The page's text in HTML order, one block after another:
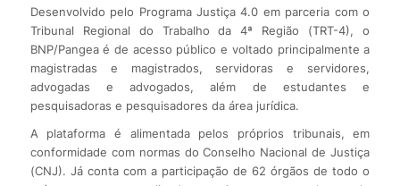
Desenvolvido pelo Programa Justiça 4.0 em parceria com o
Tribunal Regional do Trabalho da 4ª Região (TRT-4), o
BNP/Pangea é de acesso público e voltado principalmente a
magistradas e magistrados, servidoras e servidores,
advogadas e advogados, além de estudantes e
pesquisadoras e pesquisadores da área jurídica.
A plataforma é alimentada pelos próprios tribunais, em
conformidade com normas do Conselho Nacional de Justiça
(CNJ). Já conta com a participação de 62 órgãos de todo o